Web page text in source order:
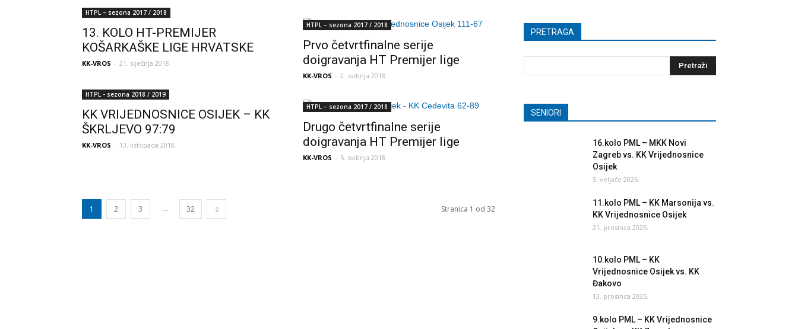
HTPL – sezona 2017 / 2018
13. KOLO HT-PREMIJER
KOŠARKAŠKE LIGE HRVATSKE
KK-VROS - 21. siječnja 2018.
HTPL – sezona 2017 / 2018
Prvo četvrtfinalne serije
doigravanja HT Premijer lige
KK-VROS - 2. svibnja 2018.
HTPL - sezona 2018 / 2019
KK VRIJEDNOSNICE OSIJEK – KK
ŠKRLJEVO 97:79
KK-VROS - 13. listopada 2018.
HTPL – sezona 2017 / 2018
Drugo četvrtfinalne serije
doigravanja HT Premijer lige
KK-VROS - 5. svibnja 2018.
1 2 3 ... 32 Stranica 1 od 32
PRETRAGA
SENIORI
16.kolo PML – MKK Novi
Zagreb vs. KK Vrijednosnice
Osijek
5. veljače 2026.
11.kolo PML – KK Marsonija vs.
KK Vrijednosnice Osijek
21. prosinca 2025.
10.kolo PML – KK
Vrijednosnice Osijek vs. KK
Đakovo
13. prosinca 2025.
9.kolo PML – KK Vrijednosnice